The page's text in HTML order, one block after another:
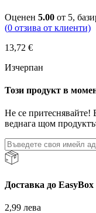
Оценен 5.00 от 5,
(0 отзива от клиенти)
13,72 €
Изчерпан
Този продукт в
Не се
веднага щом
Доставка до EasyBox
2,99 лева